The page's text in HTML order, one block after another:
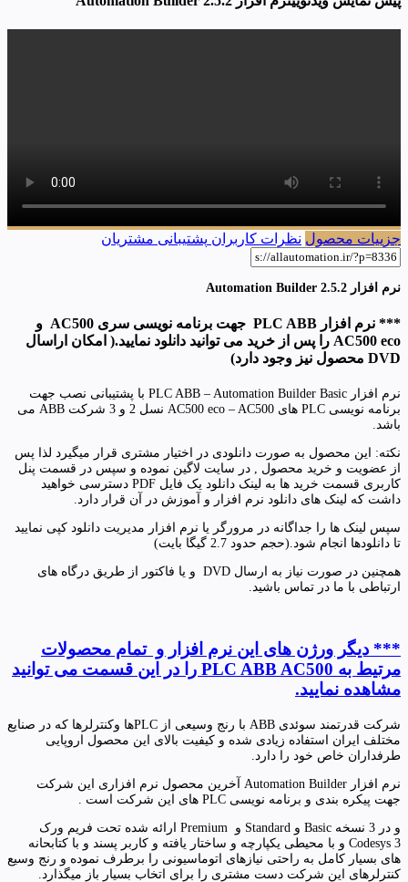
جزییات محصول نظرات کاربران پشتیبانی مشتریان
نرم افزار Automation Builder 2.5.2
*** نرم افزار PLC ABB جهت برنامه نویسی سری AC500 و
AC500 eco را پس از خرید می توانید دانلود نمایید.( امکان اراسال
DVD محصول نیز وجود دارد)
نرم افزار PLC ABB – Automation Builder Basic با پشتیبانی نصب جهت
برنامه نویسی PLC های AC500 eco – AC500 نسل 2 و 3 شرکت ABB می
باشد.
نکته: این محصول به صورت دانلودی در اختیار مشتری قرار میگیرد لذا پس
از عضویت و خرید محصول , در سایت لاگین نموده و سپس در قسمت پنل
کاربری قسمت خرید ها به لینک دانلود یک فایل PDF دسترسی خواهید
داشت که لینک های دانلود نرم افزار و آموزش در آن قرار دارد.
سپس لینک ها را جداگانه در مرورگر یا نرم افزار مدیریت دانلود کپی نمایید
تا دانلودها انجام شود.(حجم حدود 2.7 گیگا بایت)
همچنین در صورت نیاز به ارسال DVD و یا فاکتور از طریق درگاه های
ارتباطی با ما در تماس باشید.
*** دیگر ورژن های این نرم افزار و تمام محصولات
مرتیط به PLC ABB AC500 را در این قسمت می توانید
مشاهده نمایید.
شرکت قدرتمند سوئدی ABB با رنج وسیعی از PLCها وکنترلرها که در صنایع
مختلف ایران استفاده زیادی شده و کیفیت بالای این محصول اروپایی
طرفداران خاص خود را دارد.
نرم افزار Automation Builder آخرین محصول نرم افزاری این شرکت
جهت پیکره بندی و برنامه نویسی PLC های این شرکت است .
و در 3 نسخه Basic و Standard و Premium ارائه شده تحت فریم ورک
Codesys 3 و با محیطی یکپارچه و ساختار یافته و کاربر پسند و با کتابحانه
های بسیار کامل به راحتی نیازهای اتوماسیونی را برطرف نموده و رنج وسیع
کنترلرهای این شرکت دست مشتری را برای اتخاب بسیار باز میگذارد.